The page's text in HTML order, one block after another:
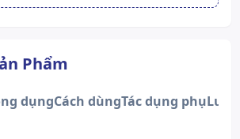
Thổ Nhĩ Kỳ
bố sản phẩm
Phẩm
dụngCách dùngTác dụng phụLưu